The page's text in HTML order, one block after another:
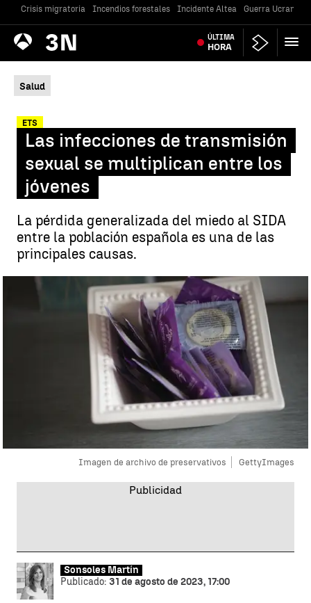
Crisis migratoria Incendios forestales Incidente Altea Guerra Ucrania
Antena
3 Noticias ÚLTIMA
HORA
Salud
ETS
Las infecciones de transmisión
sexual se multiplican entre los
jóvenes
La pérdida generalizada del miedo al SIDA
entre la población española es una de las
principales causas.
Imagen de archivo de preservativos GettyImages
Sonsoles Martín
Publicado: 31 de agosto de 2023, 17:00